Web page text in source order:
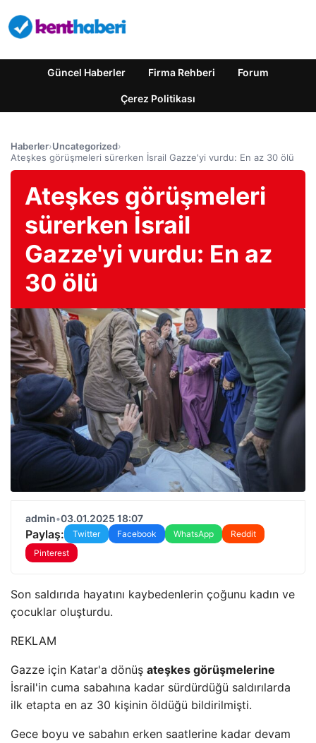
Güncel Haberler Firma Rehberi Forum
Çerez Politikası
Haberler›Uncategorized›
Ateşkes görüşmeleri sürerken İsrail Gazze'yi vurdu: En az 30 ölü
Ateşkes görüşmeleri
sürerken İsrail
Gazze'yi vurdu: En az
30 ölü
admin•03.01.2025 18:07
Paylaş: Twitter Facebook WhatsApp
Reddit
Pinterest
Son saldırıda hayatını kaybedenlerin çoğunu kadın ve
çocuklar oluşturdu.
REKLAM
Gazze için Katar'a dönüş ateşkes görüşmelerine
İsrail'in cuma sabahına kadar sürdürdüğü saldırılarda
ilk etapta en az 30 kişinin öldüğü bildirilmişti.
Gece boyu ve sabahın erken saatlerine kadar devam